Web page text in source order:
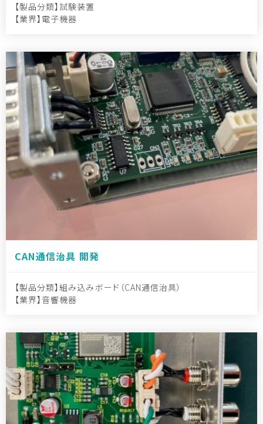
製品分類 試験装置
業界 電子機器
CAN通信治具 開発
製品分類 組み込みボード（CAN通信治具）
業界 音響機器